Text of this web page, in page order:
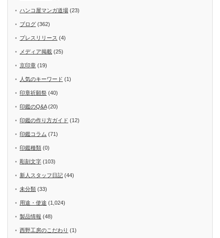
ハンコ屋マンガ道場 (23)
ブログ (362)
プレスリリース (4)
メディア掲載 (25)
京印章 (19)
人気のキーワード (1)
印章祈願祭 (40)
印鑑のQ&A(20)
印鑑の作り方ガイド (12)
印鑑コラム (71)
印鑑種類 (0)
彫刻文字 (103)
新人スタッフ日記 (44)
未分類 (33)
用途・使途 (1,024)
製品情報 (48)
西野工房のこだわり (1)